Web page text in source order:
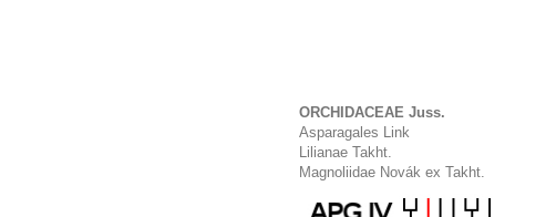
ORCHIDACEAE Juss.
Asparagales Link
Lilianae Takht.
Magnoliidae Novák ex Takht.